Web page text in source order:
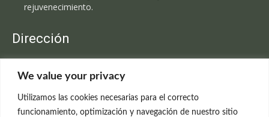
We value your privacy
Utilizamos las cookies necesarias para el correcto
funcionamiento, optimización y navegación de nuestro sitio
rejuvenecimiento.
Dirección
C/Claudio Coello, 19 - 1º
699 595 619